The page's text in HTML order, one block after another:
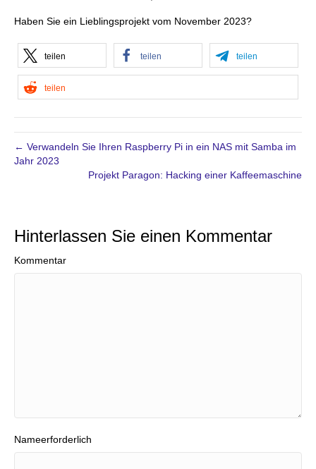
Haben Sie ein Lieblingsprojekt vom November 2023?
teilen teilen teilen
teilen
← Verwandeln Sie Ihren Raspberry Pi in ein NAS mit Samba im
Jahr 2023
Projekt Paragon: Hacking einer Kaffeemaschine
Hinterlassen Sie einen Kommentar
Kommentar
Nameerforderlich